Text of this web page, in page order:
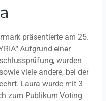
präsentierte am 25.
Aufgrund einer
wurden
viele andere, bei der
Laura wurde mit 3
zum Publikum Voting